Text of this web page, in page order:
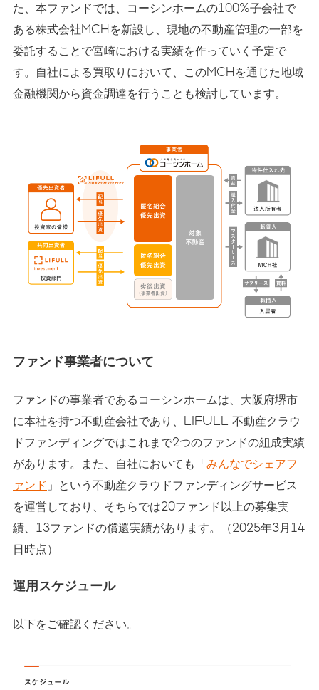
た、本ファンドでは、コーシンホームの100%子会社で
ある株式会社MCHを新設し、現地の不動産管理の一部を
委託することで宮崎における実績を作っていく予定で
す。自社による買取りにおいて、このMCHを通じた地域
金融機関から資金調達を行うことも検討しています。
ファンド事業者について
ファンドの事業者であるコーシンホームは、大阪府堺市
に本社を持つ不動産会社であり、LIFULL 不動産クラウ
ドファンディングではこれまで2つのファンドの組成実績
があります。また、自社においても「みんなでシェアフ
ァンド 」という不動産クラウドファンディングサービス
を運営しており、そちらでは20ファンド以上の募集実
績、13ファンドの償還実績があります。（2025年3月14
日時点）
運用スケジュール
以下をご確認ください。